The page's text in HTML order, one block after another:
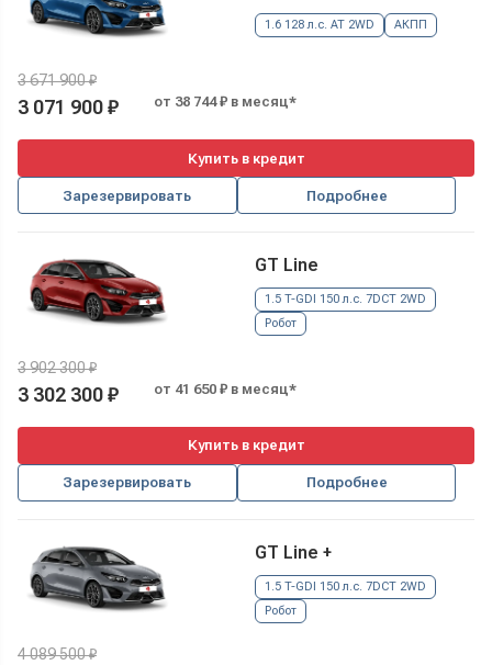
1.6 128 л.с. AT 2WD АКПП
3 671 900 ₽
3 071 900 ₽ от 38 744 ₽ в месяц*
Купить в кредит
Зарезервировать Подробнее
GT Line
1.5 T-GDI 150 л.с. 7DCT 2WD
Робот
3 902 300 ₽
3 302 300 ₽ от 41 650 ₽ в месяц*
Купить в кредит
Зарезервировать Подробнее
GT Line +
1.5 T-GDI 150 л.с. 7DCT 2WD
Робот
4 089 500 ₽